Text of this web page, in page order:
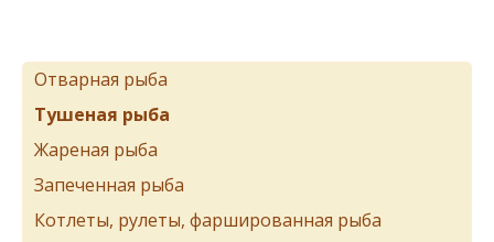
Отварная рыба
Тушеная рыба
Жареная рыба
Запеченная рыба
Котлеты, рулеты, фаршированная рыба